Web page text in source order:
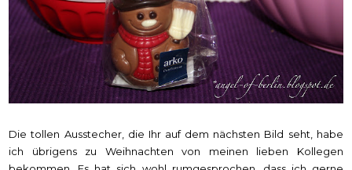
Die tollen Ausstecher, die Ihr auf dem nächsten Bild seht, habe
ich übrigens zu Weihnachten von meinen lieben Kollegen